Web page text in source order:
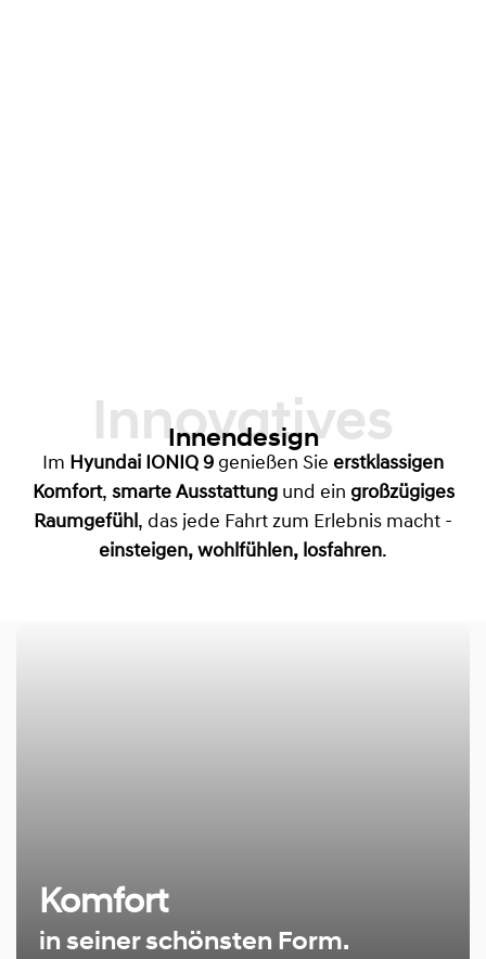
Innovatives
Innendesign
Im Hyundai IONIQ 9 genießen Sie erstklassigen
Komfort, smarte Ausstattungund ein großzügiges
Raumgefühl, das jede Fahrt zum Erlebnis macht -
einsteigen, wohlfühlen, losfahren.
Komfort
in seiner schönsten Form.